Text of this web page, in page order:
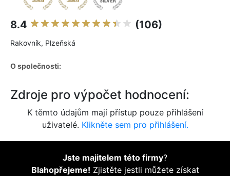
8.4 (106)
Rakovník, Plzeňská
O společnosti:
Zdroje pro výpočet hodnocení:
K těmto údajům mají přístup pouze přihlášení
uživatelé. Klikněte sem pro přihlášení.
Jste majitelem této firmy?
Blahopřejeme! Zjistěte jestli můžete získat